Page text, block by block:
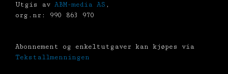
Utgis av ABM-media AS ,
org.nr: 990 863 970
Abonnement og enkeltutgaver kan kjøpes via
Tekstallmenningen